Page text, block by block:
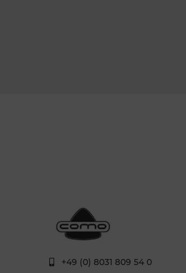
+49 (0) 8031 809 54 0